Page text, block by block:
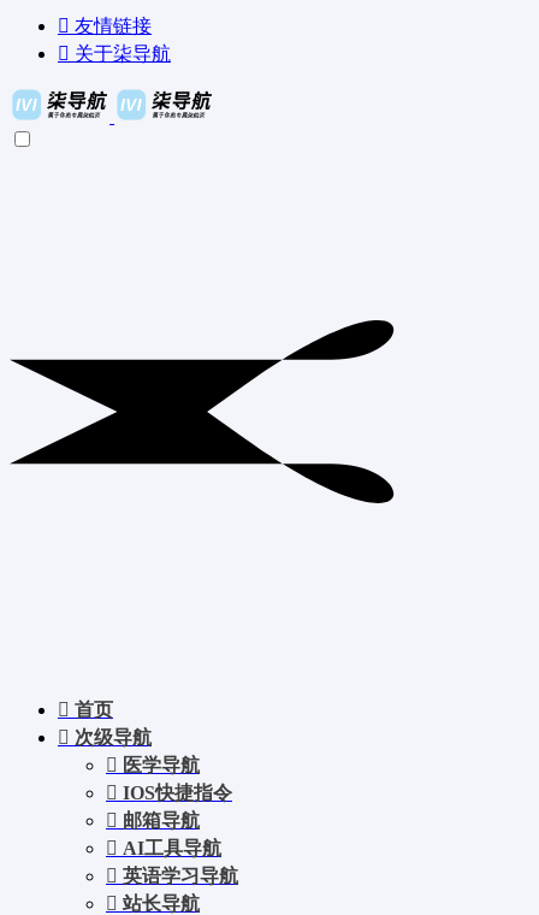
友情链接
关于柒导航
首页
次级导航
医学导航
IOS快捷指令
邮箱导航
AI工具导航
英语学习导航
站长导航